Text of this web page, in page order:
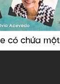
có chứa